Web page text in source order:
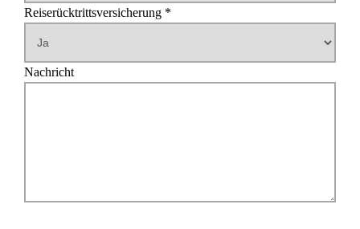
Reiserücktrittsversicherung *
Nachricht